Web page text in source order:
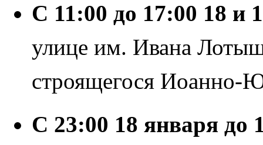
С 11:00 до 17:00 18 и
улице им. Ивана
строящегося Иоанно-
С 23:00 18 января до